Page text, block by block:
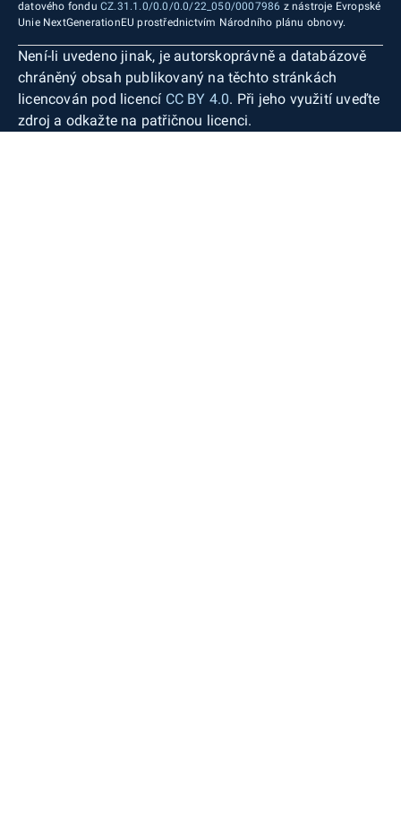
datového fondu CZ.31.1.0/0.0/0.0/22_050/0007986 z nástroje Evropské
Unie NextGenerationEU prostřednictvím Národního plánu obnovy.
Není-li uvedeno jinak, je autorskoprávně a databázově
chráněný obsah publikovaný na těchto stránkách
licencován pod licencí CC BY 4.0. Při jeho využití uveďte
zdroj a odkažte na patřičnou licenci.